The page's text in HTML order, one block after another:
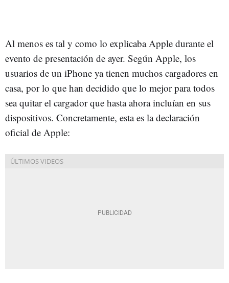
Al menos es tal y como lo explicaba Apple durante el
evento de presentación de ayer. Según Apple, los
usuarios de un iPhone ya tienen muchos cargadores en
casa, por lo que han decidido que lo mejor para todos
sea quitar el cargador que hasta ahora incluían en sus
dispositivos. Concretamente, esta es la declaración
oficial de Apple: